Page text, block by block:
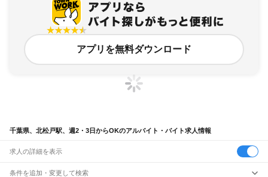
アプリを無料ダウンロード
千葉県、北松戸駅、週2・3日からOKのアルバイト・バイト求人情報
求人の詳細を表示
条件を追加・変更して検索